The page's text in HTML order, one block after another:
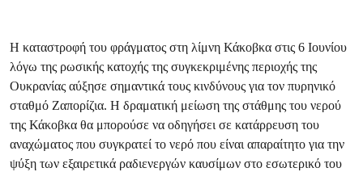
Η καταστροφή του φράγματος στη λίμνη Κάκοβκα στις 6 Ιουνίου
λόγω της ρωσικής κατοχής της συγκεκριμένης περιοχής της
Ουκρανίας αύξησε σημαντικά τους κινδύνους για τον πυρηνικό
σταθμό Ζαπορίζια. Η δραματική μείωση της στάθμης του νερού
της Κάκοβκα θα μπορούσε να οδηγήσει σε κατάρρευση του
αναχώματος που συγκρατεί το νερό που είναι απαραίτητο για την
ψύξη των εξαιρετικά ραδιενεργών καυσίμων στο εσωτερικό του